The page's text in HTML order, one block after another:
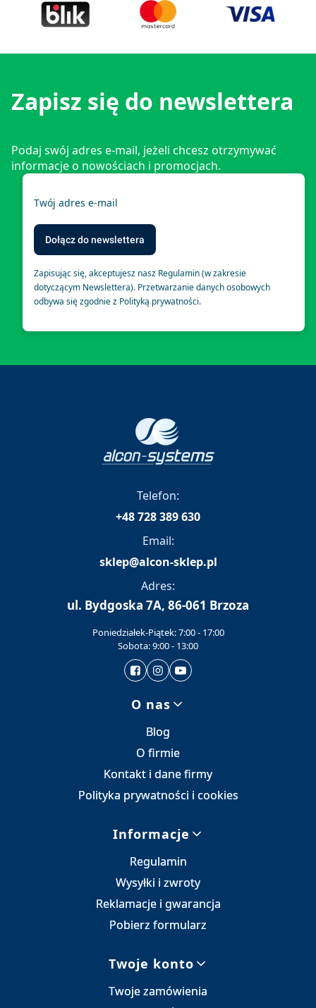
Zapisz się do newslettera
Podaj swój adres e-mail, jeżeli chcesz otrzymywać
informacje o nowościach i promocjach.
Twój adres e-mail
Dołącz do newslettera
Zapisując się, akceptujesz nasz Regulamin (w zakresie
dotyczącym Newslettera). Przetwarzanie danych osobowych
odbywa się zgodnie z Polityką prywatności.
Telefon:
+48 728 389 630
Email:
sklep@alcon-sklep.pl
Adres:
ul. Bydgoska 7A, 86-061 Brzoza
Poniedziałek-Piątek: 7:00 - 17:00
Sobota: 9:00 - 13:00
O nas
Blog
O firmie
Kontakt i dane firmy
Polityka prywatności i cookies
Informacje
Regulamin
Wysyłki i zwroty
Reklamacje i gwarancja
Pobierz formularz
Twoje konto
Twoje zamówienia